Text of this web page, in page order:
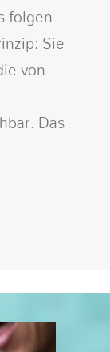
folgen
Sie
von
Das